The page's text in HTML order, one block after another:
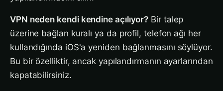
VPN neden kendi kendine açılıyor? Bir talep
üzerine bağlan kuralı ya da profil, telefon ağı her
kullandığında iOS'a yeniden bağlanmasını söylüyor.
Bu bir özelliktir, ancak yapılandırmanın ayarlarından
kapatabilirsiniz.